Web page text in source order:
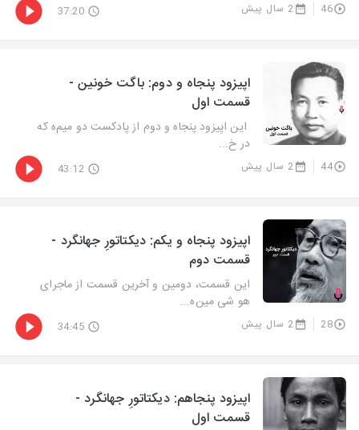
46 2 سال پیش 37:20
اپیزود پنجاه و دوم: باگت خونین -
قسمت اول
این اپیزود پنجاه و دوم از پادکست دو میم‌ه که
در خ...
44 2 سال پیش 43:12
اپیزود پنجاه و یکم: دیکتاتورِ جهانگرد -
قسمت دوم
این قسمت، دومین و آخرین قسمت از ماجرای
هو شی مین‌ه...
28 2 سال پیش 34:45
اپیزود پنجاهم: دیکتاتورِ جهانگرد -
قسمت اول